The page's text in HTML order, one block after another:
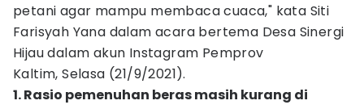
petani agar mampu membaca cuaca," kata Siti
Farisyah Yana dalam acara bertema Desa Sinergi
Hijau dalam akun Instagram Pemprov
Kaltim, Selasa (21/9/2021).
1. Rasio pemenuhan beras masih kurang di